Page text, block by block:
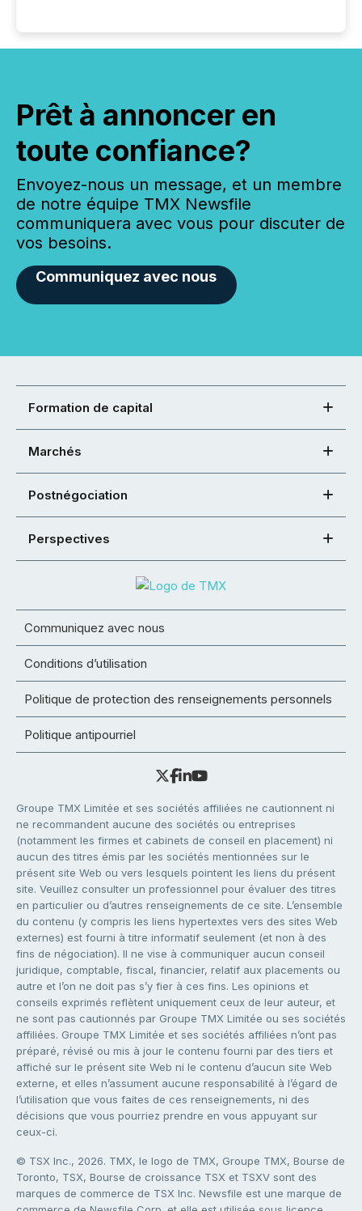
Prêt à annoncer en
toute confiance?
Envoyez-nous un message, et un membre
de notre équipe TMX Newsfile
communiquera avec vous pour discuter de
vos besoins.
Communiquez avec nous
Formation de capital
Marchés
Postnégociation
Perspectives
Communiquez avec nous
Conditions d’utilisation
Politique de protection des renseignements personnels
Politique antipourriel
Groupe TMX Limitée et ses sociétés affiliées ne cautionnent ni
ne recommandent aucune des sociétés ou entreprises
(notamment les firmes et cabinets de conseil en placement) ni
aucun des titres émis par les sociétés mentionnées sur le
présent site Web ou vers lesquels pointent les liens du présent
site. Veuillez consulter un professionnel pour évaluer des titres
en particulier ou d’autres renseignements de ce site. L’ensemble
du contenu (y compris les liens hypertextes vers des sites Web
externes) est fourni à titre informatif seulement (et non à des
fins de négociation). Il ne vise à communiquer aucun conseil
juridique, comptable, fiscal, financier, relatif aux placements ou
autre et l’on ne doit pas s’y fier à ces fins. Les opinions et
conseils exprimés reflètent uniquement ceux de leur auteur, et
ne sont pas cautionnés par Groupe TMX Limitée ou ses sociétés
affiliées. Groupe TMX Limitée et ses sociétés affiliées n’ont pas
préparé, révisé ou mis à jour le contenu fourni par des tiers et
affiché sur le présent site Web ni le contenu d’aucun site Web
externe, et elles n’assument aucune responsabilité à l’égard de
l’utilisation que vous faites de ces renseignements, ni des
décisions que vous pourriez prendre en vous appuyant sur
ceux-ci.
© TSX Inc., 2026. TMX, le logo de TMX, Groupe TMX, Bourse de
Toronto, TSX, Bourse de croissance TSX et TSXV sont des
marques de commerce de TSX Inc. Newsfile est une marque de